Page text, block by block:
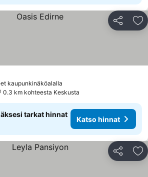
Jaa
kaupunkinäköalalla
0.3 km kohteesta Keskusta
tarkat hinnat
Katso hinnat
Jaa